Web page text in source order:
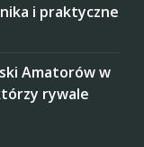
i praktyczne
Amatorów w
rywale